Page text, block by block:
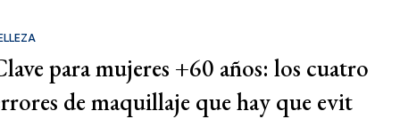
para mujeres +60 años: los cuatro
de maquillaje que hay que evit